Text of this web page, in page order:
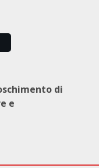
di
e